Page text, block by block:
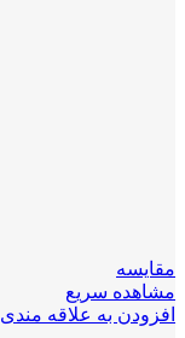
مقایسه
مشاهده سریع
افزودن به علاقه مندی